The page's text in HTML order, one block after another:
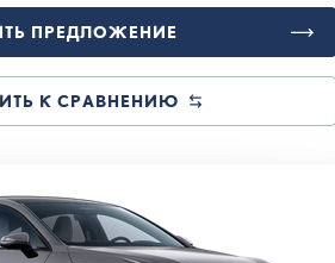
ПРЕДЛОЖЕНИЕ
К СРАВНЕНИЮ